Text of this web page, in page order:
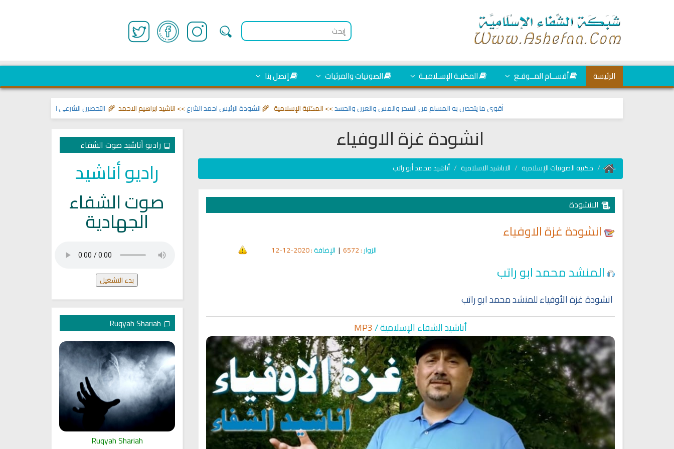
الرئيسة أقســام المــوقـع المكتبـة الإسـلاميـة الصوتيات والمرئيات إتصل بنا
التحصين الشرعي للبيت من إيذاءات انشودة الرئيس احمد الشرع>> اناشيد ابراهيم الاحمد 🌾 أقوى ما يتحصن به المسلم من السحر والمس والعين والحسد>> المكتبة الإسلامية 🌾
انشودة غزة الاوفياء
مكتبة الصوتيات الإسلامية الاناشيد الاسلامية أناشيد محمد أبو راتب
الانشودة
انشودة غزة الاوفياء
الزوار: 6572
| الإضافة: 2020-12-12
المنشد محمد ابو راتب
انشودة غزة الأوفياء للمنشد محمد ابو راتب
أناشيد الشفاء الإسلامية /MP3
راديو أناشيد صوت الشفاء
راديو أناشيد
صوت الشفاء
الجهادية
بدء التشغيل
Ruqyah Shariah
Ruqyah Shariah
Ruqyah Shariah
Ruqyah Shariah
Ruqyah Shariah